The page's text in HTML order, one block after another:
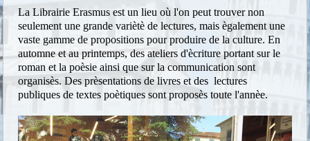
La Librairie Erasmus est un lieu où l'on peut trouver non
seulement une grande variètè de lectures, mais ègalement une
vaste gamme de propositions pour produire de la culture. En
automne et au printemps, des ateliers d'ècriture portant sur le
roman et la poèsie ainsi que sur la communication sont
organisès. Des prèsentations de livres et des lectures
publiques de textes poètiques sont proposès toute l'annèe.